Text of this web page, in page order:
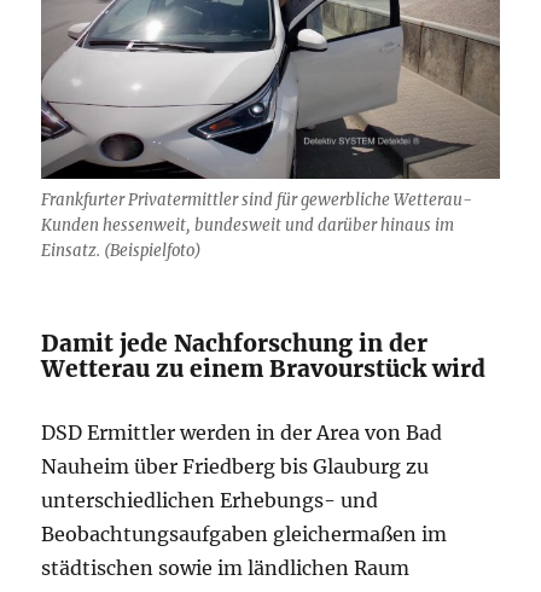
Frankfurter Privatermittler sind für gewerbliche Wetterau-
Kunden hessenweit, bundesweit und darüber hinaus im
Einsatz. (Beispielfoto)
Damit jede Nachforschung in der
Wetterau zu einem Bravourstück wird
DSD Ermittler werden in der Area von Bad
Nauheim über Friedberg bis Glauburg zu
unterschiedlichen Erhebungs- und
Beobachtungsaufgaben gleichermaßen im
städtischen sowie im ländlichen Raum